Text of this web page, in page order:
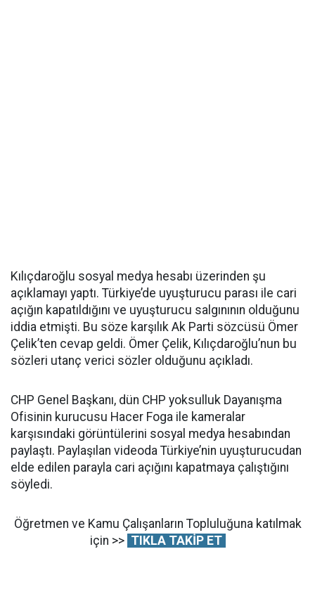
Kılıçdaroğlu sosyal medya hesabı üzerinden şu
açıklamayı yaptı. Türkiye’de uyuşturucu parası ile cari
açığın kapatıldığını ve uyuşturucu salgınının olduğunu
iddia etmişti. Bu söze karşılık Ak Parti sözcüsü Ömer
Çelik’ten cevap geldi. Ömer Çelik, Kılıçdaroğlu’nun bu
sözleri utanç verici sözler olduğunu açıkladı.
CHP Genel Başkanı, dün CHP yoksulluk Dayanışma
Ofisinin kurucusu Hacer Foga ile kameralar
karşısındaki görüntülerini sosyal medya hesabından
paylaştı. Paylaşılan videoda Türkiye’nin uyuşturucudan
elde edilen parayla cari açığını kapatmaya çalıştığını
söyledi.
Öğretmen ve Kamu Çalışanların Topluluğuna katılmak
için >> TIKLA TAKİP ET